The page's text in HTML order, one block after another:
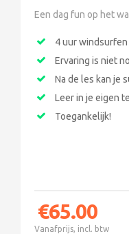
Een dag fun op het
4 uur windsurfen
Ervaring is niet
Na de les kan je
Leer in je eigen
Toegankelijk!
€65.00
Vanafprijs, incl. btw